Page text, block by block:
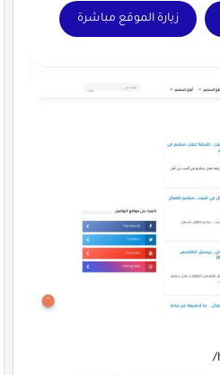
زيارة الموقع مباشرة